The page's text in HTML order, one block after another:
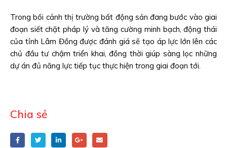
Trong bối cảnh thị trường bất động sản đang bước vào giai
đoạn siết chặt pháp lý và tăng cường minh bạch, động thái
của tỉnh Lâm Đồng được đánh giá sẽ tạo áp lực lớn lên các
chủ đầu tư chậm triển khai, đồng thời giúp sàng lọc những
dự án đủ năng lực tiếp tục thực hiện trong giai đoạn tới.
Chia sẻ